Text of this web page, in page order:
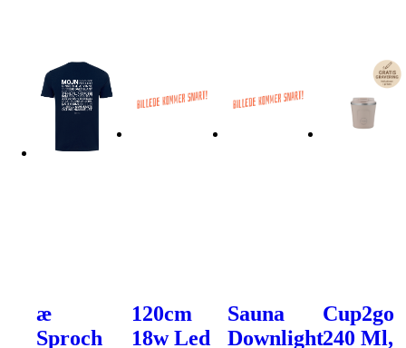
æ
Sproch
120cm
18w Led
Sauna
Downlight
Cup2go
240 Ml,